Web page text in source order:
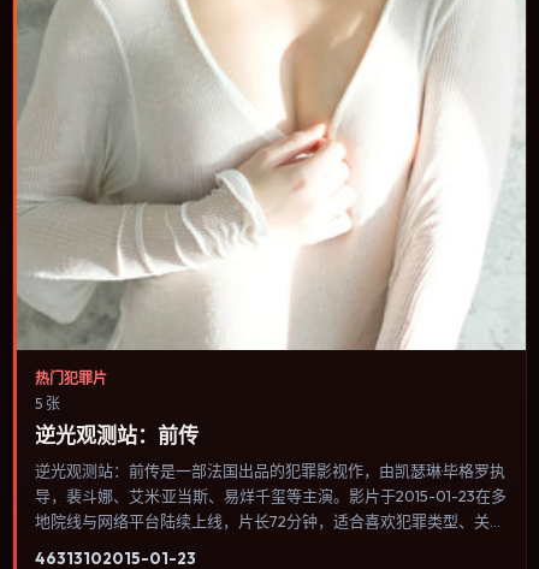
热门犯罪片
5 张
逆光观测站：前传
逆光观测站：前传是一部法国出品的犯罪影视作，由凯瑟琳·毕格罗执
导，裴斗娜、艾米·亚当斯、易烊千玺等主演。影片于2015-01-23在多
地院线与网络平台陆续上线，片长72分钟，适合喜欢犯罪类型、关注
46313102015-01-23